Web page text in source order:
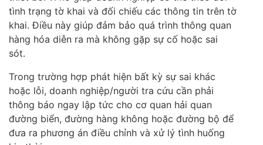
tình trạng tờ khai và đối chiếu các thông tin trên tờ
khai. Điều này giúp đảm bảo quá trình thông quan
hàng hóa diễn ra mà không gặp sự cố hoặc sai
sót.
Trong trường hợp phát hiện bất kỳ sự sai khác
hoặc lỗi, doanh nghiệp/người tra cứu cần phải
thông báo ngay lập tức cho cơ quan hải quan
đường biển, đường hàng không hoặc đường bộ để
đưa ra phương án điều chỉnh và xử lý tình huống